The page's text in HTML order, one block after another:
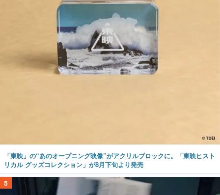
「東映」の“あのオープニング映像”がアクリルブロックに。「東映ヒスト
リカル グッズコレクション」が8月下旬より発売
5